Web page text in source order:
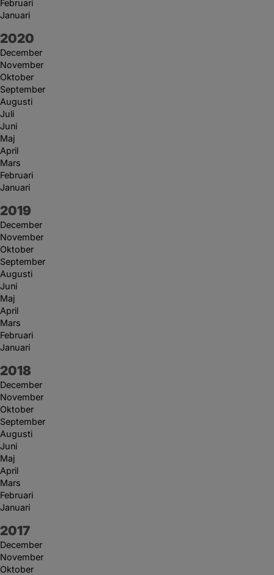
Februari
Januari
År:
2020
December
November
Oktober
September
Augusti
Juli
Juni
Maj
April
Mars
Februari
Januari
År:
2019
December
November
Oktober
September
Augusti
Juni
Maj
April
Mars
Februari
Januari
År:
2018
December
November
Oktober
September
Augusti
Juni
Maj
April
Mars
Februari
Januari
År:
2017
December
November
Oktober